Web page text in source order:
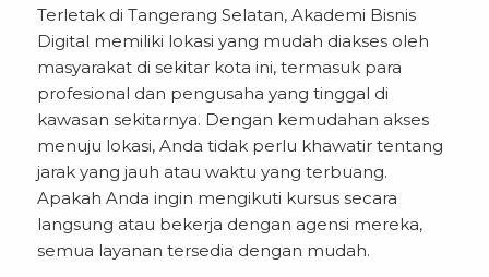
Terletak di Tangerang Selatan, Akademi Bisnis
Digital memiliki lokasi yang mudah diakses oleh
masyarakat di sekitar kota ini, termasuk para
profesional dan pengusaha yang tinggal di
kawasan sekitarnya. Dengan kemudahan akses
menuju lokasi, Anda tidak perlu khawatir tentang
jarak yang jauh atau waktu yang terbuang.
Apakah Anda ingin mengikuti kursus secara
langsung atau bekerja dengan agensi mereka,
semua layanan tersedia dengan mudah.